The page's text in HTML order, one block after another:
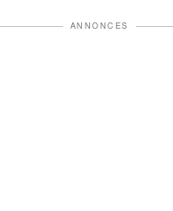
ANNONCES